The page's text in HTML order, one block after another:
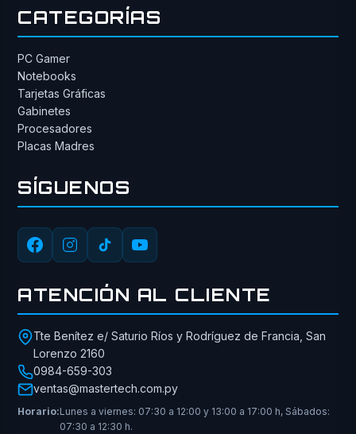
CATEGORÍAS
PC Gamer
Notebooks
Tarjetas Gráficas
Gabinetes
Procesadores
Placas Madres
SÍGUENOS
ATENCIÓN AL CLIENTE
Tte Benítez e/ Saturio Ríos y Rodríguez de Francia, San
Lorenzo 2160
0984-659-303
ventas@mastertech.com.py
Horario:Lunes a viernes: 07:30 a 12:00 y 13:00 a 17:00 h, Sábados:
07:30 a 12:30 h.